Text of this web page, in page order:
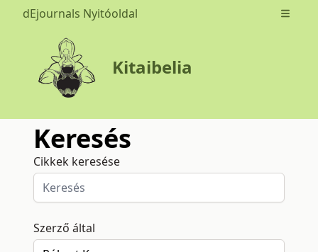
dEjournals Nyitóoldal Open
Kitaibelia
Keresés
Cikkek keresése
Szerző által